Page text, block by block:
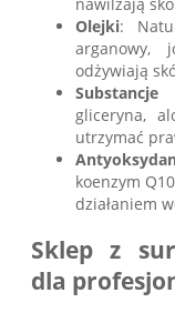
Olejki:
arganowy,
odżywiają
Substancje
gliceryna,
utrzymać
koenzym
działaniem
Sklep z
dla